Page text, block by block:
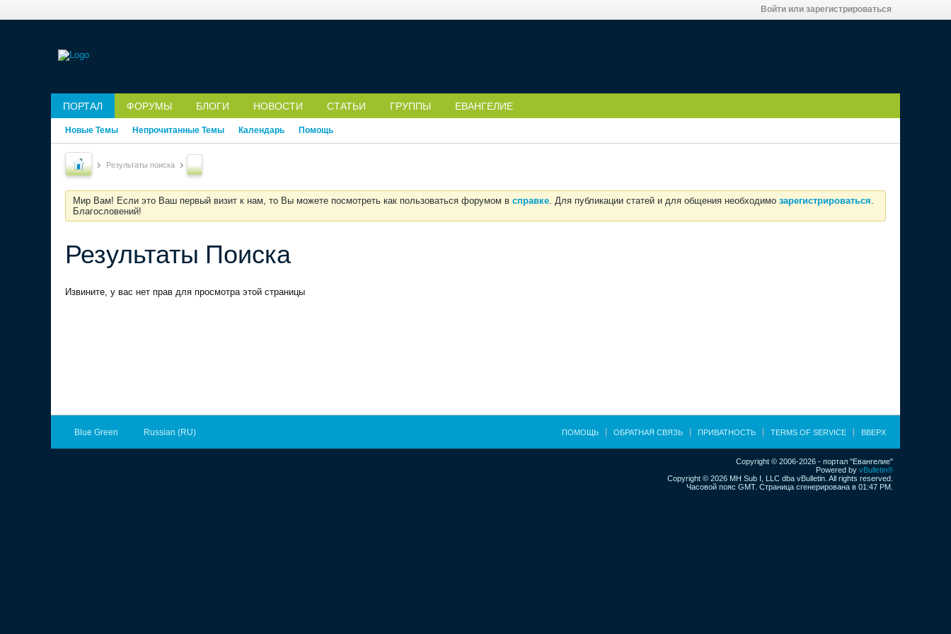
Войти или зарегистрироваться
ПОРТАЛ ФОРУМЫ БЛОГИ НОВОСТИ СТАТЬИ ГРУППЫ ЕВАНГЕЛИЕ
Новые Темы Непрочитанные Темы Календарь Помощь
Результаты поиска
Мир Вам! Если это Ваш первый визит к нам, то Вы можете посмотреть как пользоваться форумом в справке. Для публикации статей и для общения необходимо зарегистрироваться.
Благословений!
Результаты Поиска
Извините, у вас нет прав для просмотра этой страницы
Blue Green Russian (RU) ПОМОЩЬ ОБРАТНАЯ СВЯЗЬ ПРИВАТНОСТЬ TERMS OF SERVICE ВВЕРХ
Copyright © 2006-2026 - портал "Евангелие"
Powered by vBulletin®
Copyright © 2026 MH Sub I, LLC dba vBulletin. All rights reserved.
Часовой пояс GMT. Страница сгенерирована в 01:47 PM.